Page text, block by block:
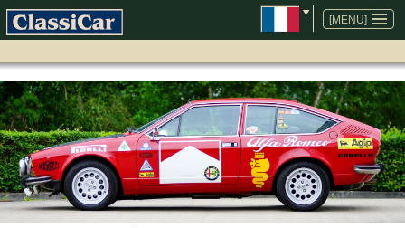
[MENU]
ALLER
AU
CONTENU